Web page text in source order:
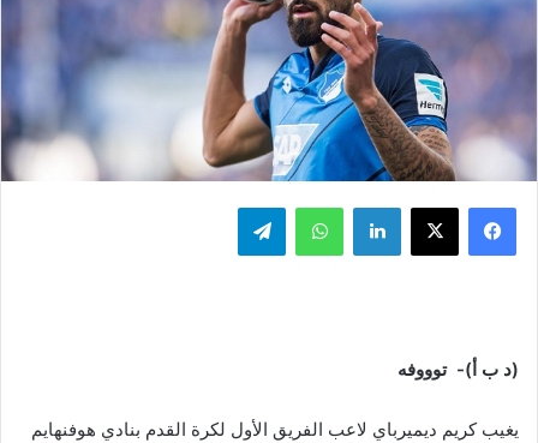
فيسبوك ‫X لينكدإن واتساب تيلقرام
(د ب أ)- توووفه
يغيب كريم ديميرباي لاعب الفريق الأول لكرة القدم بنادي هوفنهايم